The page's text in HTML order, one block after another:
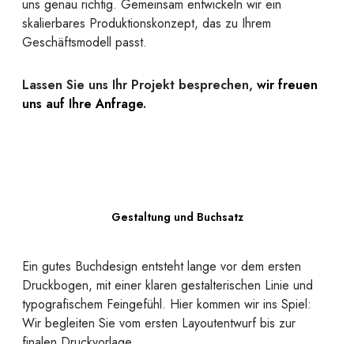
uns genau richtig. Gemeinsam entwickeln wir ein
skalierbares Produktionskonzept, das zu Ihrem
Geschäftsmodell passt.
Lassen Sie uns Ihr Projekt besprechen, wir freuen
uns auf Ihre Anfrage.
Gestaltung und Buchsatz
Ein gutes Buchdesign entsteht lange vor dem ersten
Druckbogen, mit einer klaren gestalterischen Linie und
typografischem Feingefühl. Hier kommen wir ins Spiel:
Wir begleiten Sie vom ersten Layoutentwurf bis zur